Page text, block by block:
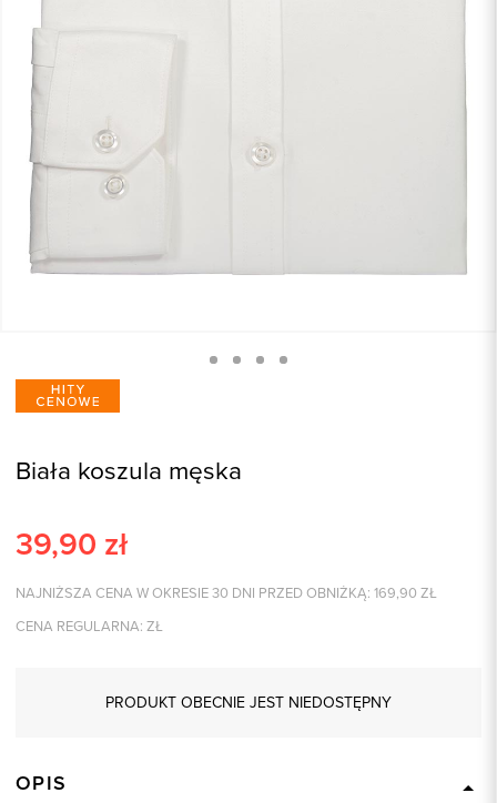
Biała koszula męska
39,90 zł
NAJNIŻSZA CENA W OKRESIE 30 DNI PRZED OBNIŻKĄ: 169,90 ZŁ
CENA REGULARNA: ZŁ
PRODUKT OBECNIE JEST NIEDOSTĘPNY
OPIS